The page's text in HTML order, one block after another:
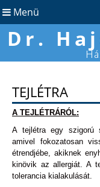
Menü
Dr.
TEJLÉTRA
A TEJLÉTRÁRÓL:
A tejlétra egy szigorú
amivel fokozatosan
étrendjébe, akiknek
kinövik az allergiát. A
tolerancia kialakulását.